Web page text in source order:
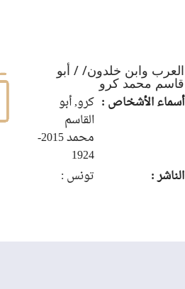
العرب وابن خلدون/ / أبو
قاسم محمد كرو
أسماء الأشخاص : كرو, أبو
القاسم
محمد 2015-
1924
الناشر :
تونس :